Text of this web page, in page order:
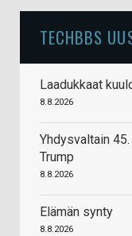
TECHBBS
Laadukkaat
8.8.2026
Yhdysvaltain
Trump
8.8.2026
Elämän synty
8.8.2026